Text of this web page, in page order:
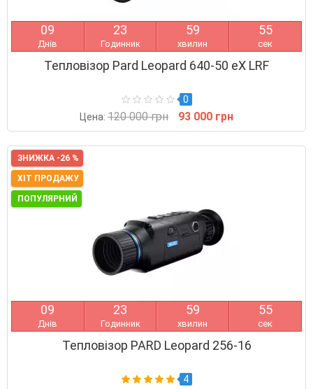
09
Днів
23
Годинник
59
хвилин
54
сек
Тепловізор Pard Leopard 640-50 eX LRF
0
Цена: 120 000 грн 93 000 грн
ЗНИЖКА -26 %
ХІТ ПРОДАЖУ
ПОПУЛЯРНИЙ
09
Днів
23
Годинник
59
хвилин
54
сек
Тепловізор PARD Leopard 256-16
4